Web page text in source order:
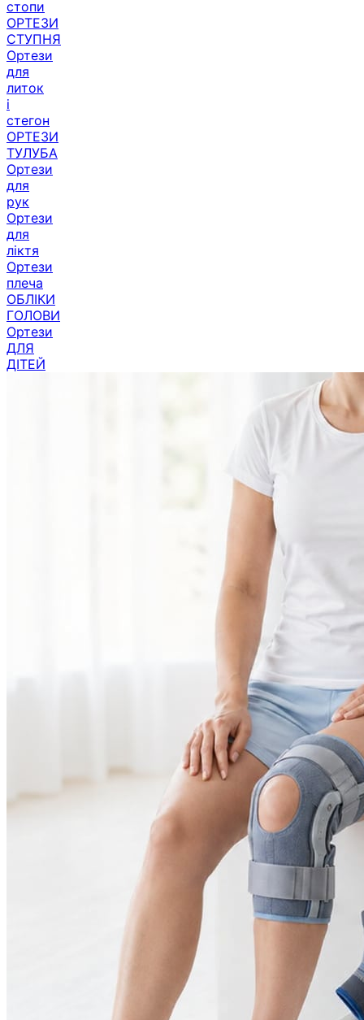
ОРТЕЗИ
СТУПНЯ
Ортези
для
литок
і
стегон
ОРТЕЗИ
ТУЛУБА
Ортези
для
рук
Ортези
для
ліктя
Ортези
плеча
ОБЛІКИ
ГОЛОВИ
Ортези
ДЛЯ
ДІТЕЙ